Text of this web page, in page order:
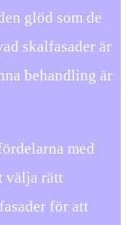
glöd som de
skalfasader är
behandling är
med
välja rätt
för att